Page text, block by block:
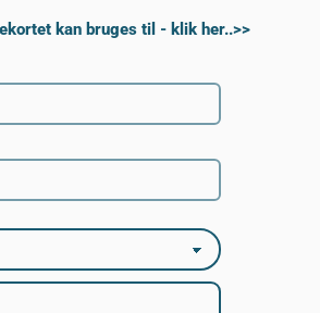
kan bruges til - klik her..>>